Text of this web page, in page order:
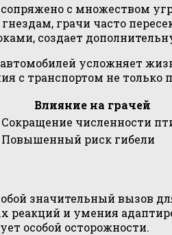
с множеством
грачи часто
создает
усложняет
с транспортом не только
Влияние на грачей
Сокращение численности
Повышенный риск гибели
значительный
и умения
особой осторожности.